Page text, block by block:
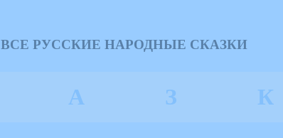
ВСЕ РУССКИЕ НАРОДНЫЕ СКАЗКИ
А З К